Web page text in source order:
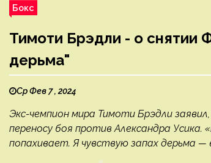
Бокс
Тимоти Брэдли - о снятии
дерьма"
Ср Фев 7 , 2024
Экс-чемпион мира Тимоти Брэдли
переносу боя против Александра
попахивает. Я чувствую запах дерьма